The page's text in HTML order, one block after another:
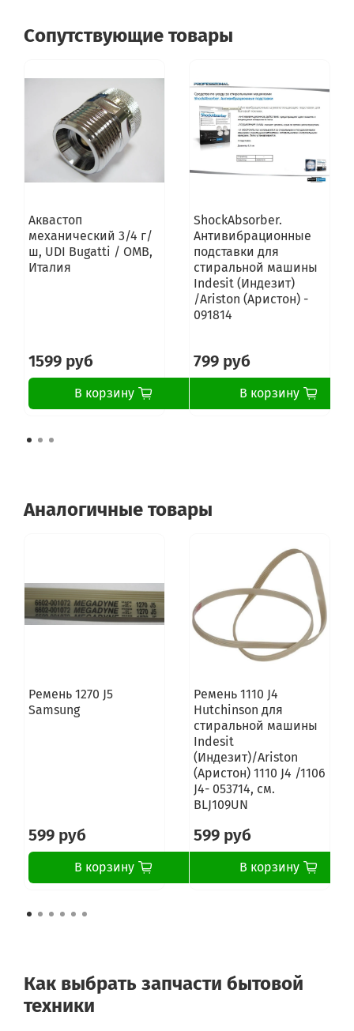
Сопутствующие товары
Аквастоп
механический 3/4 г/
ш, UDI Bugatti / OMB,
Италия
1599 руб
В корзину
ShockAbsorber.
Антивибрационные
подставки для
стиральной машины
Indesit (Индезит)
/Ariston (Аристон) -
091814
799 руб
В корзину
Аналогичные товары
Ремень 1270 J5
Samsung
599 руб
В корзину
Ремень 1110 J4
Hutchinson для
стиральной машины
Indesit
(Индезит)/Ariston
(Аристон) 1110 J4 /1106
J4- 053714, см.
BLJ109UN
599 руб
В корзину
Как выбрать запчасти бытовой
техники